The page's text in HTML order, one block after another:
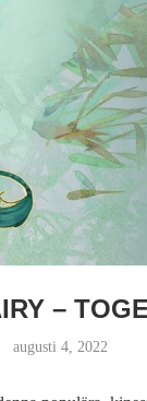
–
augusti 4, 2022